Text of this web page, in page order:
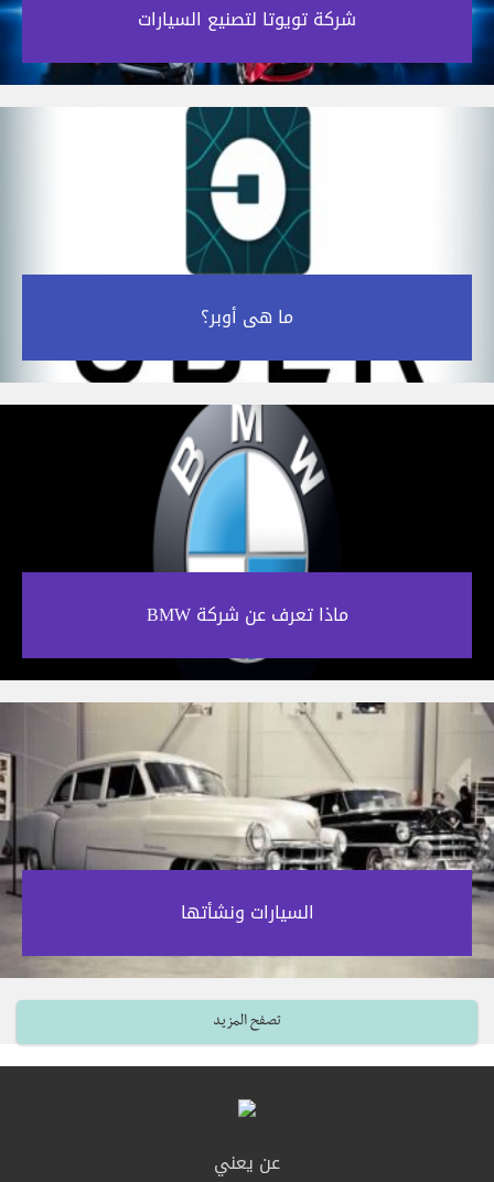
شركة تويوتا لتصنيع السيارات‎
ما هى أوبر؟‎
ماذا تعرف عن شركة BMW‎
السيارات ونشأتها‎
تصفح المزيد
عن يعني